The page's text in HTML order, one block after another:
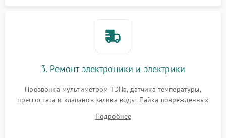
3. Ремонт электроники и электрики
Прозвонка мультиметром ТЭНа, датчика температуры,
прессостата и клапанов залива воды. Пайка поврежденных
Восстановление целостности проводки и контактов.
Подробнее